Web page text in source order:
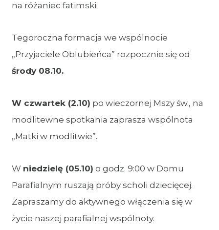
na różaniec fatimski.
Tegoroczna formacja we wspólnocie
„Przyjaciele Oblubieńca” rozpocznie się od
środy 08.10.
W czwartek (2.10) po wieczornej Mszy św., na
modlitewne spotkania zaprasza wspólnota
„Matki w modlitwie”.
W niedzielę (05.10) o godz. 9:00 w Domu
Parafialnym ruszają próby scholi dziecięcej.
Zapraszamy do aktywnego włączenia się w
życie naszej parafialnej wspólnoty.